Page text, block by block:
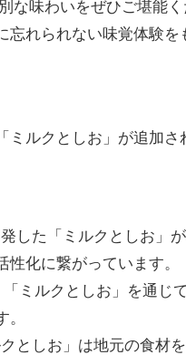
な味わいをぜひご堪能
れられない味覚体験を
ルクとしお」が追加さ
した「ミルクとしお」
化に繋がっています。
ミルクとしお」を通じ
としお」は地元の食材